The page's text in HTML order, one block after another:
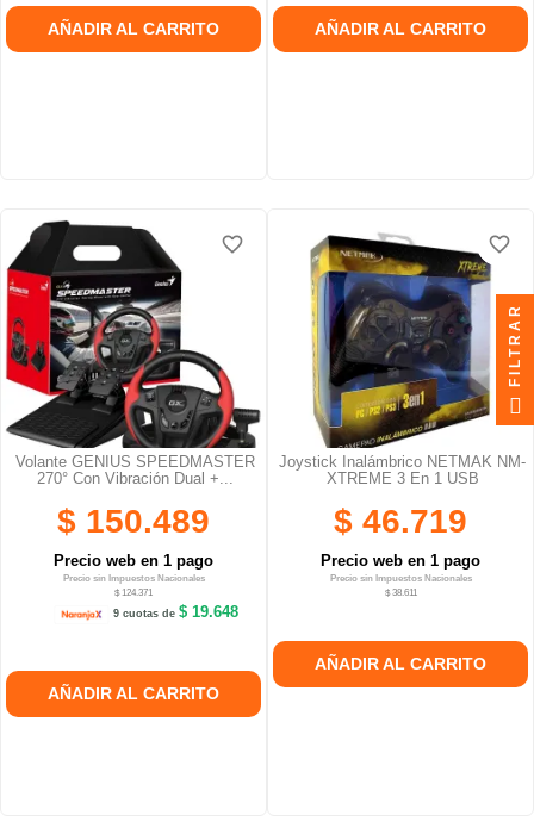
AÑADIR AL CARRITO AÑADIR AL CARRITO
Volante GENIUS SPEEDMASTER
270° Con Vibración Dual +...
$ 150.489
Precio web en 1 pago
Precio sin Impuestos Nacionales
$ 124.371
9 cuotas de$ 19.648
AÑADIR AL CARRITO
favorite_border
favorite_border
Joystick Inalámbrico NETMAK NM-
XTREME 3 En 1 USB
$ 46.719
Precio web en 1 pago
Precio sin Impuestos Nacionales
$ 38.611
AÑADIR AL CARRITO
favorite_border
favorite_border
FILTRAR